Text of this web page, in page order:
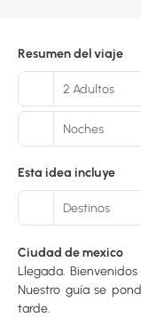
Resumen del viaje
2 Adultos
Noches
Esta idea incluye
Destinos
Ciudad de mexico
Llegada.
Nuestro guía se
tarde.